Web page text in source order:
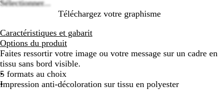
Sélectionner...
Téléchargez votre graphisme
Caractéristiques et gabarit
Options du produit
Faites ressortir votre image ou votre message sur un cadre en
tissu sans bord visible.
5 formats au choix
Impression anti-décoloration sur tissu en polyester